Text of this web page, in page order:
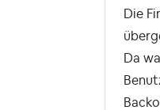
Die
Da